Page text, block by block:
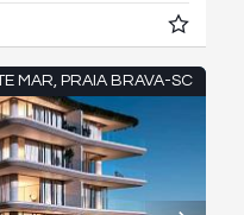
MAR, PRAIA BRAVA-SC